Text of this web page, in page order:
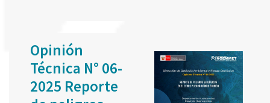
Opinión
Técnica N° 06-
2025 Reporte